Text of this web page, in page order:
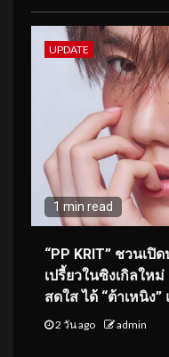
UPDATE
1 min read
“PP KRIT” ชวนเ
เปรี้ยวในซิงเกิลให
สดใส ได้ “ต้าเหนิง
2 วัน ago admin